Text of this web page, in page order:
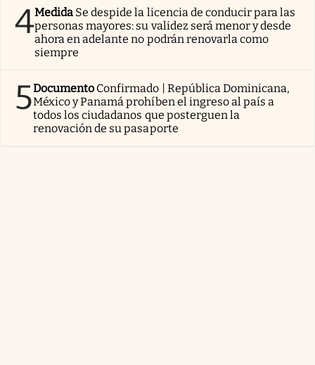
4Medida Se despide la licencia de conducir para las
personas mayores: su validez será menor y desde
ahora en adelante no podrán renovarla como
siempre
5Documento Confirmado | República Dominicana,
México y Panamá prohíben el ingreso al país a
todos los ciudadanos que posterguen la
renovación de su pasaporte